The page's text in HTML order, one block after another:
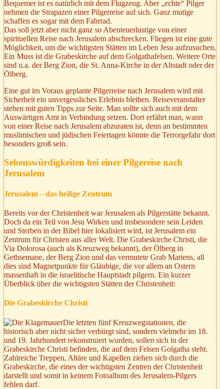
Bequemer ist es natürlich mit dem Flugzeug. Aber „echte“ Pilger
nehmen die Strapazen einer Pilgerreise auf sich. Ganz mutige
schaffen es sogar mit dem Fahrrad.
Das soll jetzt aber nicht ganz so Abenteuerlustige von einer
spirituellen Reise nach Jerusalem abschrecken. Fliegen ist eine gute
Möglichkeit, um die wichtigsten Stätten im Leben Jesu aufzusuchen.
Ein Muss ist die Grabeskirche auf dem Golgathafelsen. Weitere Orte
sind u.a. der Berg Zion, die St. Anna-Kirche in der Altstadt oder der
Ölberg.
Eine gut im Voraus geplante Pilgerreise nach Jerusalem wird mit
Sicherheit ein unvergessliches Erlebnis bleiben. Reiseveranstalter
stehen mit guten Tipps zur Seite. Man sollte sich auch mit dem
Auswärtigen Amt in Verbindung setzen. Dort erfährt man, wann
von einer Reise nach Jerusalem abzuraten ist, denn an bestimmten
muslimischen und jüdischen Feiertagen könnte die Terrorgefahr dort
besonders groß sein.
Sehenswürdigkeiten bei einer Pilgereise nach
Jerusalem
Jerusalem – das heilige Zentrum
Bereits vor der Christenheit war Jerusalem als Pilgerstätte bekannt.
Doch da ein Teil von Jesu Wirken und insbesondere sein Leiden
und Sterben in der Bibel hier lokalisiert wird, ist Jerusalem ein
Zentrum für Christen aus aller Welt. Die Grabeskirche Christi, die
Via Dolorosa (auch als Kreuzweg bekannt), der Ölberg in
Gethsemane, der Berg Zion und das vermutete Grab Mariens, all
dies sind Magnetpunkte für Gläubige, die vor allem an Ostern
massenhaft in die israelitische Hauptstadt pilgern. Ein kurzer
Überblick über die wichtigsten Stätten der Christenheit:
Die Grabeskirche Christi
Die letzten fünf Kreuzwegstationen, die
historisch aber nicht sicher verbürgt sind, sondern vielmehr im 18.
und 19. Jahrhundert rekonstruiert wurden, sollen sich in der
Grabeskirche Christi befinden, die auf dem Felsen Golgatha steht.
Zahlreiche Treppen, Altäre und Kapellen ziehen sich durch die
Grabeskirche, die eines der wichtigsten Zentren der Christenheit
darstellt und somit in keinem Fotoalbum des Jerusalem-Pilgers
fehlen darf.